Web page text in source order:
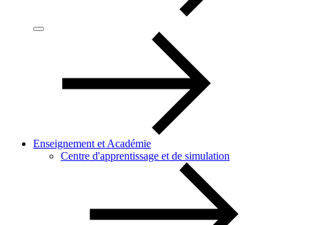
Enseignement et Académie
Centre d'apprentissage et de simulation